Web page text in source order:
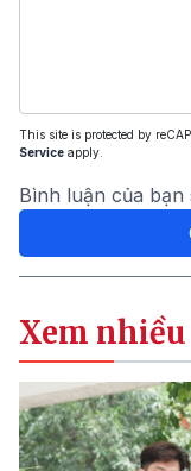
This site is protected by
Service apply.
Bình luận của
Xem nhiều